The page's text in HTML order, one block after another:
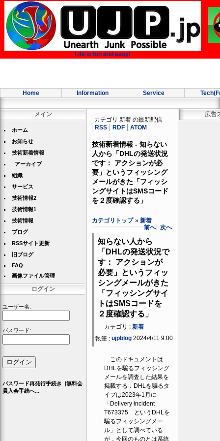
Life is fun and easy!
Home Information Service
メイン
ホーム
お知らせ
技術新着情報
アーカイブ
組織
サービス
技術情報2
技術情報1
技術情報
ブログ
RSSサイト更新
旧ブログ
FAQ
画像ファイル管理
ログイン
ユーザー名:
パスワード:
パスワード再発行手続き |無料会
員入会手続へ...
カテゴリ 新着 の最新配信
RSS
RDF ATOM
技術新着情報 - 知らない
人から「DHLの発送状況
です： アクションが必
要」というフィッシング
メールがきた「フィッシ
ングサイトはSMSコード
を２度確認する」
カテゴリトップ »新着
前へ
次へ
知らない人から
「DHLの発送状況で
す： アクションが
必要」というフィッ
シングメールがきた
「フィッシングサイ
トはSMSコードを
２度確認する」
カテゴリ : 新着
執筆 : ujpblog 2024/4/11 9:00
このドキュメントは
DHLを騙るフィッシング
メールを調査した結果を
掲載する．DHLを騙るタ
イプは2023年1月に
「Delivery incident
T673375 というDHLを
騙るフィッシングメー
ル」として調べている
が，今回のものとは系統
広告